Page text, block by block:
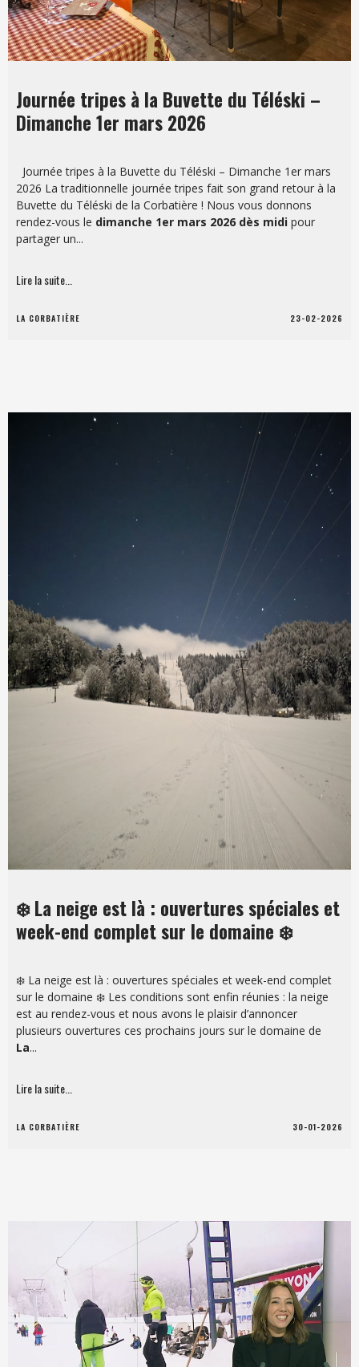
Journée tripes à la Buvette du Téléski –
Dimanche 1er mars 2026
Journée tripes à la Buvette du Téléski – Dimanche 1er mars
2026 La traditionnelle journée tripes fait son grand retour à la
Buvette du Téléski de la Corbatière ! Nous vous donnons
rendez-vous le dimanche 1er mars 2026 dès midi pour
partager un...
Lire la suite...
LA CORBATIÈRE 23-02-2026
❄️ La neige est là : ouvertures spéciales et
week-end complet sur le domaine ❄️
❄️ La neige est là : ouvertures spéciales et week-end complet
sur le domaine ❄️ Les conditions sont enfin réunies : la neige
est au rendez-vous et nous avons le plaisir d’annoncer
plusieurs ouvertures ces prochains jours sur le domaine de
La...
Lire la suite...
LA CORBATIÈRE 30-01-2026